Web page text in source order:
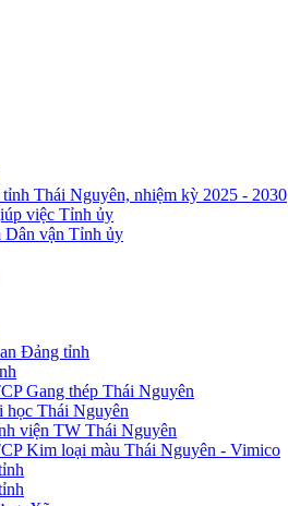
Thái Nguyên, nhiệm kỳ 2025 - 2030
việc Tỉnh ủy
Dân vận Tỉnh ủy
Đảng tỉnh
Gang thép Thái Nguyên
Thái Nguyên
viện TW Thái Nguyên
Kim loại màu Thái Nguyên - Vimico